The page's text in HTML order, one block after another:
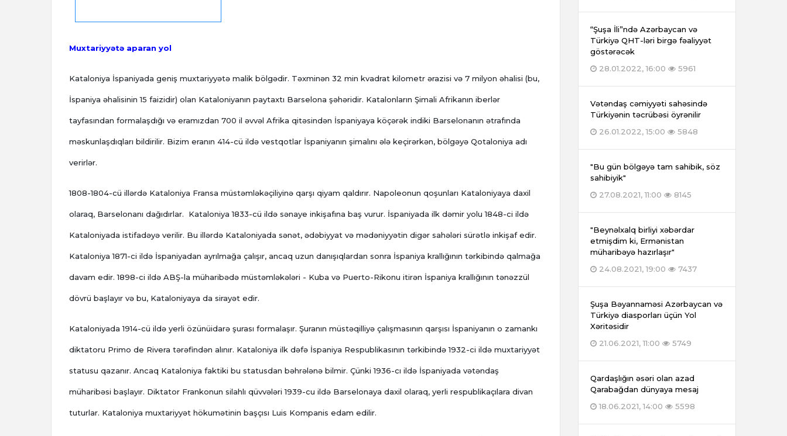
Muxtariyyətə aparan yol
Kataloniya İspaniyada geniş muxtariyyətə malik bölgədir. Təxminən 32 min kvadrat kilometr ərazisi və 7 milyon əhalisi (bu,
İspaniya əhalisinin 15 faizidir) olan Kataloniyanın paytaxtı Barselona şəhəridir. Katalonların Şimali Afrikanın iberlər
tayfasından formalaşdığı və eramızdan 700 il əvvəl Afrika qitəsindən İspaniyaya köçərək indiki Barselonanın ətrafında
məskunlaşdıqları bildirilir. Bizim eranın 414-cü ildə vestqotlar İspaniyanın şimalını ələ keçirərkən, bölgəyə Qotaloniya adı
verirlər.
1808-1804-cü illərdə Kataloniya Fransa müstəmləkəçiliyinə qarşı qiyam qaldırır. Napoleonun qoşunları Kataloniyaya daxil
olaraq, Barselonanı dağıdırlar. Kataloniya 1833-cü ildə sənaye inkişafına baş vurur. İspaniyada ilk dəmir yolu 1848-ci ildə
Kataloniyada istifadəyə verilir. Bu illərdə Kataloniyada sənət, ədəbiyyat və mədəniyyətin digər sahələri sürətlə inkişaf edir.
Kataloniya 1871-ci ildə İspaniyadan ayrılmağa çalışır, ancaq uzun danışıqlardan sonra İspaniya krallığının tərkibində qalmağa
davam edir. 1898-ci ildə ABŞ-la müharibədə müstəmləkələri - Kuba və Puerto-Rikonu itirən İspaniya krallığının tənəzzül
dövrü başlayır və bu, Kataloniyaya da sirayət edir.
Kataloniyada 1914-cü ildə yerli özünüidarə şurası formalaşır. Şuranın müstəqilliyə çalışmasının qarşısı İspaniyanın o zamankı
diktatoru Primo de Rivera tərəfindən alınır. Kataloniya ilk dəfə İspaniya Respublikasının tərkibində 1932-ci ildə muxtariyyət
statusu qazanır. Ancaq Kataloniya faktiki bu statusdan bəhrələnə bilmir. Çünki 1936-cı ildə İspaniyada vətəndaş
müharibəsi başlayır. Diktator Frankonun silahlı qüvvələri 1939-cu ildə Barselonaya daxil olaraq, yerli respublikaçılara divan
tuturlar. Kataloniya muxtariyyət hökumətinin başçısı Luis Kompanis edam edilir.
“Şuşa İli”ndə Azərbaycan və
Türkiyə QHT-ləri birgə fəaliyyət
göstərəcək
28.01.2022, 16:00
5961
Vətəndaş cəmiyyəti sahəsində
Türkiyənin təcrübəsi öyrənilir
26.01.2022, 15:00
5848
"Bu gün bölgəyə tam sahibik, söz
sahibiyik"
27.08.2021, 11:00
8145
"Beynəlxalq birliyi xəbərdar
etmişdim ki, Ermənistan
müharibəyə hazırlaşır"
24.08.2021, 19:00
7437
Şuşa Bəyannaməsi Azərbaycan və
Türkiyə diasporları üçün Yol
Xəritəsidir
21.06.2021, 11:00
5749
Qardaşlığın əsəri olan azad
Qarabağdan dünyaya mesaj
18.06.2021, 14:00
5598